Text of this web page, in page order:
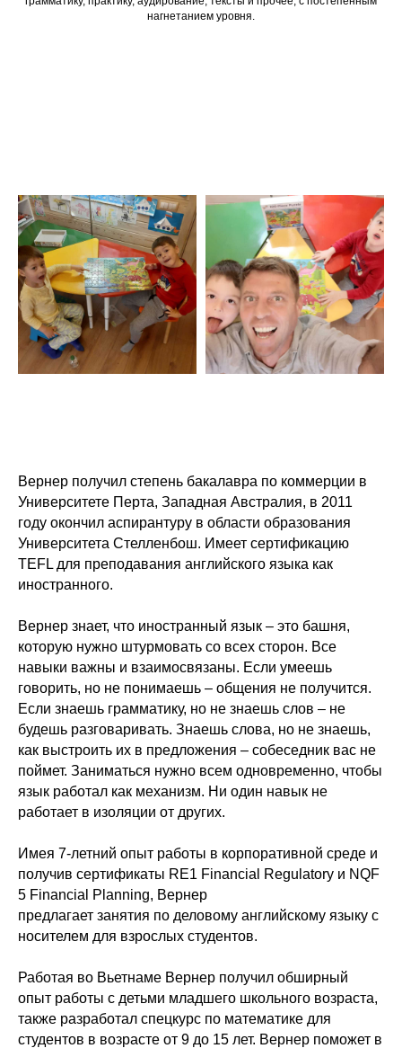
нагнетанием уровня.
Вернер получил степень бакалавра по коммерции в
Университете Перта, Западная Австралия, в 2011
году окончил аспирантуру в области образования
Университета Стелленбош. Имеет сертификацию
TEFL для преподавания английского языка как
иностранного.
Вернер знает, что иностранный язык – это башня,
которую нужно штурмовать со всех сторон. Все
навыки важны и взаимосвязаны. Если умеешь
говорить, но не понимаешь – общения не получится.
Если знаешь грамматику, но не знаешь слов – не
будешь разговаривать. Знаешь слова, но не знаешь,
как выстроить их в предложения – собеседник вас не
поймет. Заниматься нужно всем одновременно, чтобы
язык работал как механизм. Ни один навык не
работает в изоляции от других.
Имея 7-летний опыт работы в корпоративной среде и
получив сертификаты RE1 Financial Regulatory и NQF
5 Financial Planning, Вернер
предлагает занятия по деловому английскому языку с
носителем для взрослых студентов.
Работая во Вьетнаме Вернер получил обширный
опыт работы с детьми младшего школьного возраста,
также разработал спецкурс по математике для
студентов в возрасте от 9 до 15 лет. Вернер поможет в